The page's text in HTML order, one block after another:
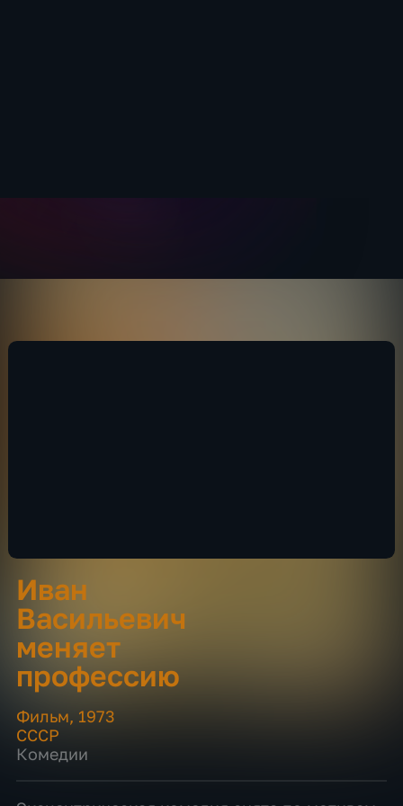
Иван
Васильевич
меняет
профессию
Фильм, 1973
СССР
Комедии